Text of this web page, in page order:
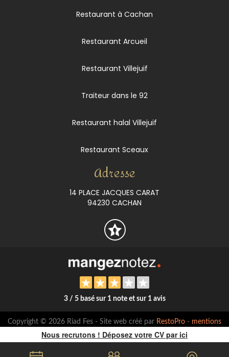
Restaurant à Cachan
Restaurant Arcueil
Restaurant Villejuif
Traiteur dans le 92
Restaurant halal Villejuif
Restaurant Sceaux
Adresse
14 PLACE JACQUES CARAT
94230 CACHAN
3 / 5 basé sur 1 note et sur 1 avis
Copyright © 2026 Riad Fes - Site web créé par RestoPro - mentions
légales
Nous recrutons ! Déposez votre CV par ici